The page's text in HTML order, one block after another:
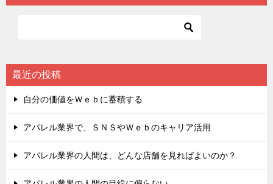
最近の投稿
自分の価値をＷｅｂに蓄積する
アパレル業界で、ＳＮＳやＷｅｂのキャリア活用
アパレル業界の人間は、どんな店舗を見ればよいのか？